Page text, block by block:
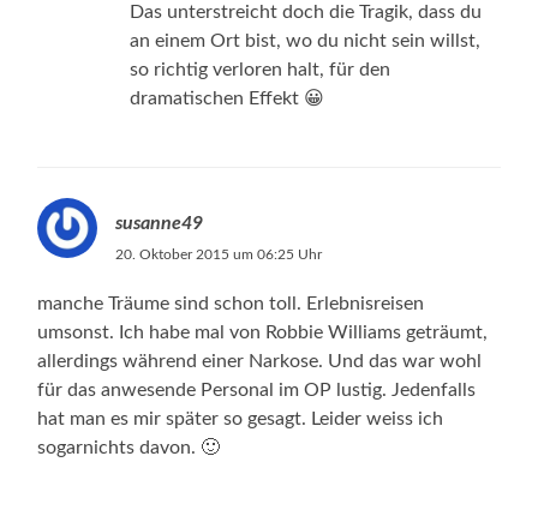
Das unterstreicht doch die Tragik, dass du
an einem Ort bist, wo du nicht sein willst,
so richtig verloren halt, für den
dramatischen Effekt 😀
susanne49
20. Oktober 2015 um 06:25 Uhr
manche Träume sind schon toll. Erlebnisreisen
umsonst. Ich habe mal von Robbie Williams geträumt,
allerdings während einer Narkose. Und das war wohl
für das anwesende Personal im OP lustig. Jedenfalls
hat man es mir später so gesagt. Leider weiss ich
sogarnichts davon. 🙂